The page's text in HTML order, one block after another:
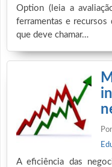
Option (leia a
ferramentas e
que deve chamar…
Por
A eficiência das